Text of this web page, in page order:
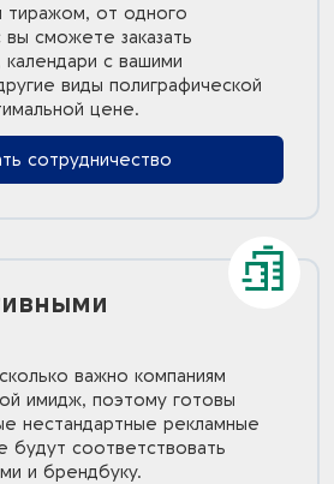
от одного
вы сможете заказать
календари с вашими
виды полиграфической
цене.
сотрудничество
важно компаниям
имидж, поэтому готовы
нестандартные рекламные
будут соответствовать
и брендбуку.